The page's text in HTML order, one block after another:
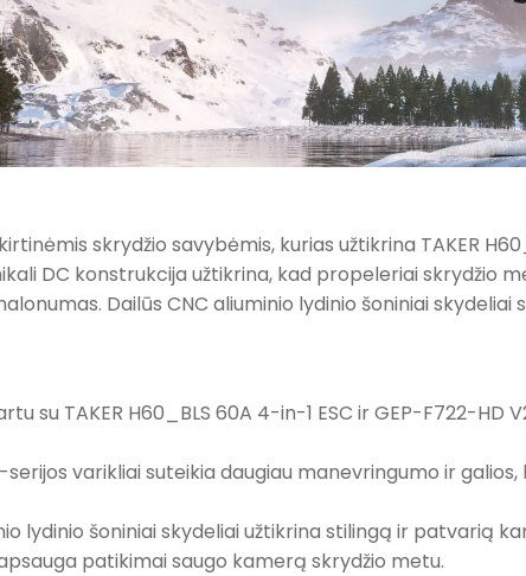
skrydžio savybėmis, kurias užtikrina TAKER
DC konstrukcija užtikrina, kad propeleriai skrydžio
Dailūs CNC aliuminio lydinio šoniniai
su TAKER H60_BLS 60A 4-in-1 ESC ir GEP-F722-HD
E-serijos varikliai suteikia daugiau manevringumo ir
lydinio šoniniai skydeliai užtikrina stilingą ir patvarią
patikimai saugo kamerą skrydžio metu.